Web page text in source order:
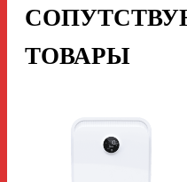
ТОВАРЫ